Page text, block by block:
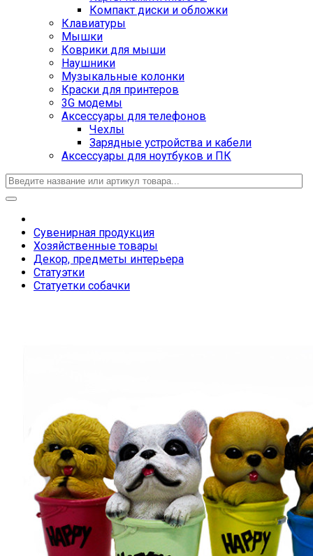
Компакт диски и обложки
Клавиатуры
Мышки
Коврики для мыши
Наушники
Музыкальные колонки
Краски для принтеров
3G модемы
Аксессуары для телефонов
Чехлы
Зарядные устройства и кабели
Аксессуары для ноутбуков и ПК
Сувенирная продукция
Хозяйственные товары
Декор, предметы интерьера
Статуэтки
Статуетки собачки